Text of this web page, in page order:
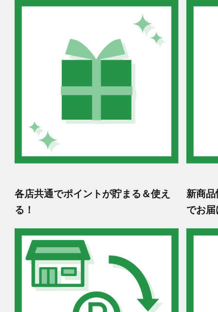
各店共通でポイントが貯まる＆使え
る！
新商
でお届